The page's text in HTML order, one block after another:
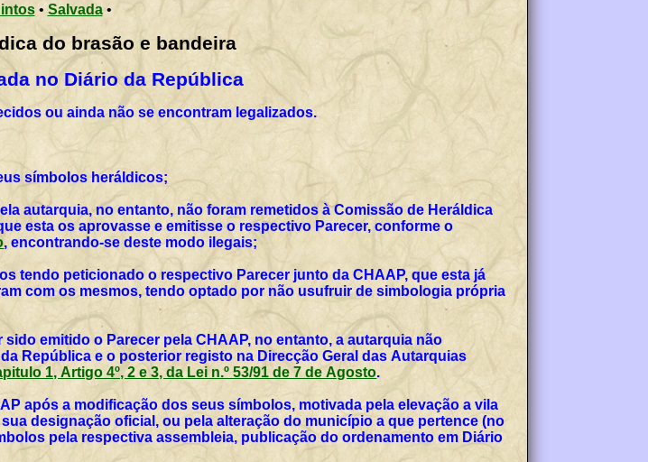
• Salvada•
do brasão e bandeira
no Diário da República
ou ainda não se encontram legalizados.
símbolos heráldicos;
autarquia, no entanto, não foram remetidos à Comissão de Heráldica
esta os aprovasse e emitisse o respectivo Parecer, conforme o
, encontrando-se deste modo ilegais;
tendo peticionado o respectivo Parecer junto da CHAAP, que esta já
com os mesmos, tendo optado por não usufruir de simbologia própria
emitido o Parecer pela CHAAP, no entanto, a autarquia não
República e o posterior registo na Direcção Geral das Autarquias
1, Artigo 4º, 2 e 3, da Lei n.º 53/91 de 7 de Agosto.
após a modificação dos seus símbolos, motivada pela elevação a vila
designação oficial, ou pela alteração do município a que pertence (no
pela respectiva assembleia, publicação do ordenamento em Diário